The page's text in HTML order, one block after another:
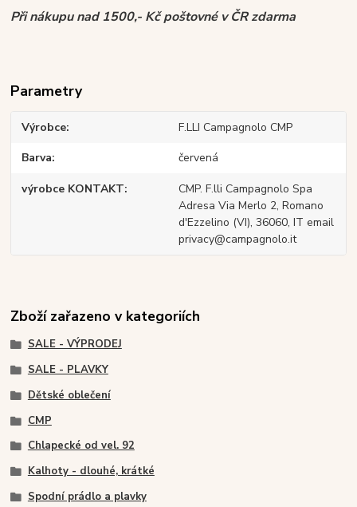
Při nákupu nad 1500,- Kč poštovné v ČR zdarma
Parametry
Výrobce F.LLI Campagnolo CMP
Barva červená
výrobce KONTAKT
CMP. F.lli Campagnolo Spa
Adresa Via Merlo 2, Romano
d'Ezzelino (VI), 36060, IT email
privacy@campagnolo.it
Zboží zařazeno v kategoriích
SALE - VÝPRODEJ
SALE - PLAVKY
Dětské oblečení
CMP
Chlapecké od vel. 92
Kalhoty - dlouhé, krátké
Spodní prádlo a plavky